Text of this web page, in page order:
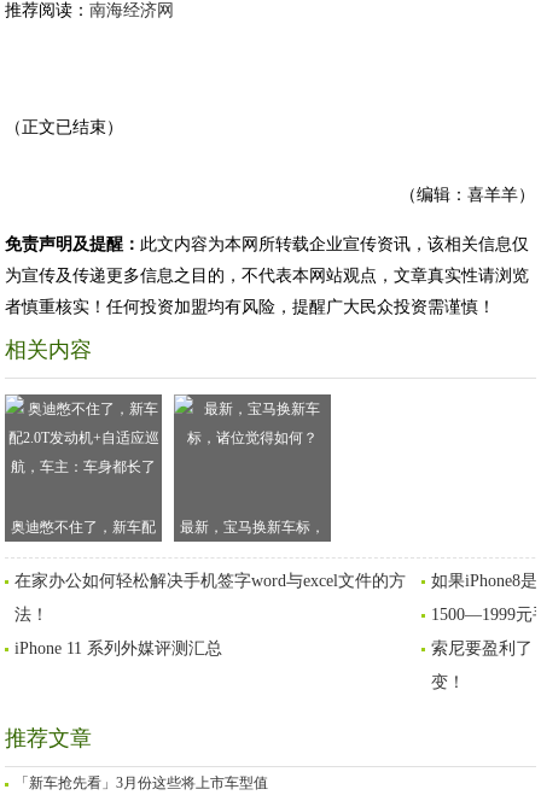
推荐阅读：南海经济网
（正文已结束）
（编辑：喜羊羊）
免责声明及提醒： 此文内容为本网所转载企业宣传资讯，该相关信息仅
为宣传及传递更多信息之目的，不代表本网站观点，文章真实性请浏览
者慎重核实！任何投资加盟均有风险，提醒广大民众投资需谨慎！
相关内容
奥迪憋不住了，新车配
2.0T发动机+自适应巡
航，车主：车身都长了
最新，宝马换新车标，
诸位觉得如何？
在家办公如何轻松解决手机签字word与excel文件的方
法！
如果iPhone8
1500—1999元
iPhone 11 系列外媒评测汇总
索尼要盈利了
变！
推荐文章
「新车抢先看」3月份这些将上市车型值